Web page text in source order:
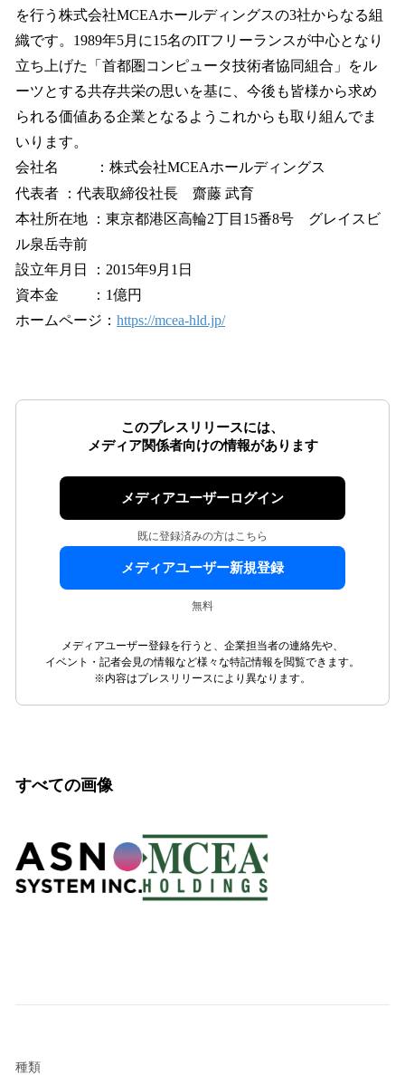
を行う株式会社MCEAホールディングスの3社からなる組
織です。1989年5月に15名のITフリーランスが中心となり
立ち上げた「首都圏コンピュータ技術者協同組合」をル
ーツとする共存共栄の思いを基に、今後も皆様から求め
られる価値ある企業となるようこれからも取り組んでま
いります。
会社名 ：株式会社MCEAホールディングス
代表者 ：代表取締役社長 齋藤 武育
本社所在地 ：東京都港区高輪2丁目15番8号 グレイスビ
ル泉岳寺前
設立年月日 ：2015年9月1日
資本金 ：1億円
ホームページ： https://mcea-hld.jp/
このプレスリリースには、
メディア関係者向けの情報があります
メディアユーザーログイン
既に登録済みの方はこちら
メディアユーザー新規登録
無料
メディアユーザー登録を行うと、企業担当者の連絡先や、
イベント・記者会見の情報など様々な特記情報を閲覧できます。
※内容はプレスリリースにより異なります。
すべての画像
種類